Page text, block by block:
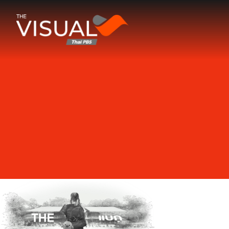
ข้ามไปยังเนื้อหา